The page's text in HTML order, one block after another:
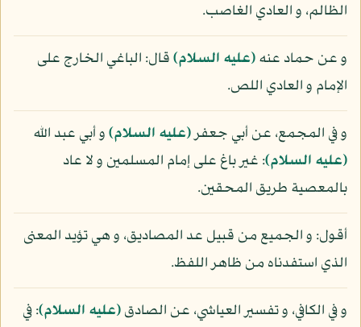
الظالم، و العادي الغاصب.
و عن حماد عنه(عليه السلام)قال: الباغي الخارج على
الإمام و العادي اللص.
و في المجمع، عن أبي جعفر(عليه السلام)و أبي عبد الله
(عليه السلام): غير باغ على إمام المسلمين و لا عاد
بالمعصية طريق المحقين.
أقول: و الجميع من قبيل عد المصاديق، و هي تؤيد المعنى
الذي استفدناه من ظاهر اللفظ.
و في الكافي، و تفسير العياشي، عن الصادق(عليه السلام): في